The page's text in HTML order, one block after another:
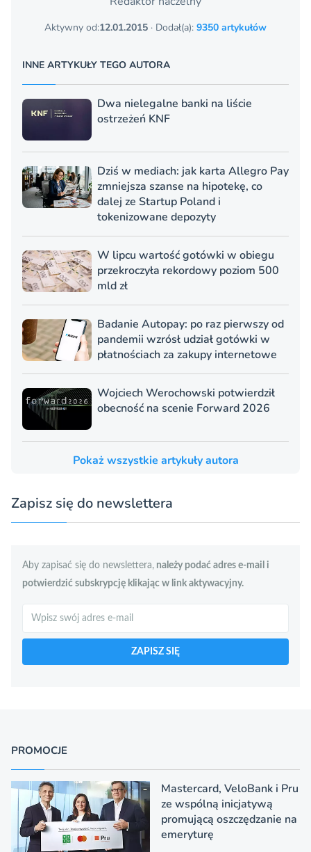
Aktywny od:12.01.2015 · Dodał(a): 9350 artykułów
INNE ARTYKUŁY TEGO AUTORA
Dwa nielegalne banki na liście
ostrzeżeń KNF
Dziś w mediach: jak karta Allegro Pay
zmniejsza szanse na hipotekę, co
dalej ze Startup Poland i
tokenizowane depozyty
W lipcu wartość gotówki w obiegu
przekroczyła rekordowy poziom 500
mld zł
Badanie Autopay: po raz pierwszy od
pandemii wzrósł udział gotówki w
płatnościach za zakupy internetowe
Wojciech Werochowski potwierdził
obecność na scenie Forward 2026
Pokaż wszystkie artykuły autora
Zapisz się do newslettera
Aby zapisać się do newslettera, należy podać adres e-mail i
potwierdzić subskrypcję klikając w link aktywacyjny.
ZAPISZ SIĘ
PROMOCJE
Mastercard, VeloBank i Pru
ze wspólną inicjatywą
promującą oszczędzanie na
emeryturę